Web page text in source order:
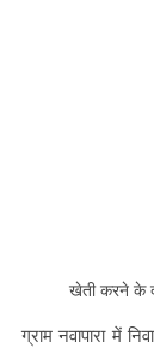
खेती करने के
ग्राम नवापारा में